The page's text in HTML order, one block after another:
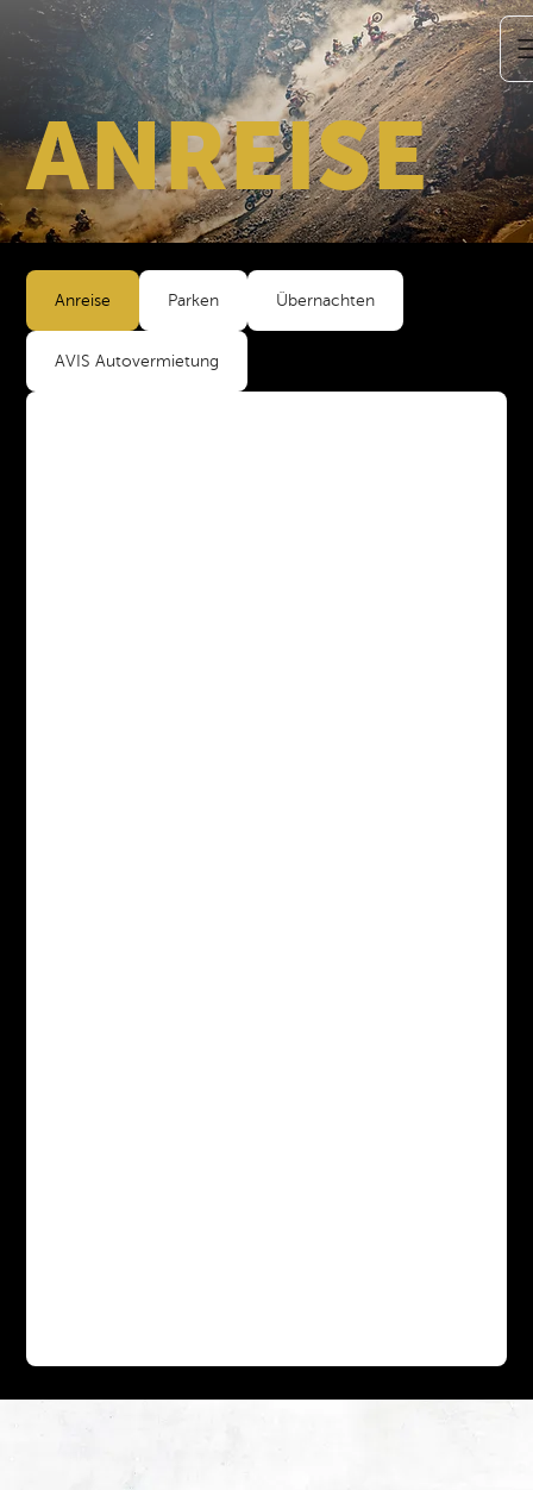
ANREISE
Anreise Parken Übernachten
AVIS Autovermietung